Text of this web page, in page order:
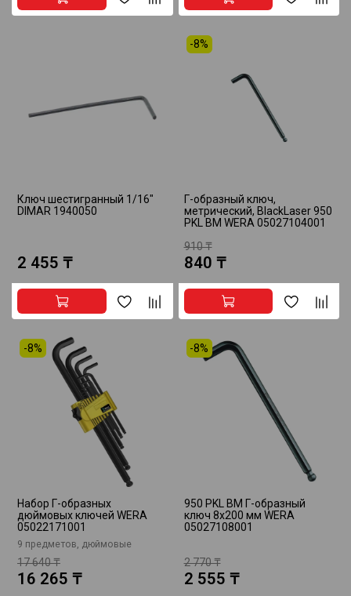
Ключ шестигранный 1/16"
DIMAR 1940050
2 455 ₸
-8%
Г-образный ключ,
метрический, BlackLaser 950
PKL BM WERA 05027104001
910 ₸
840 ₸
-8%
Набор Г-образных
дюймовых ключей WERA
05022171001
9 предметов, дюймовые
17 640 ₸
16 265 ₸
-8%
950 PKL BM Г-образный
ключ 8х200 мм WERA
05027108001
2 770 ₸
2 555 ₸